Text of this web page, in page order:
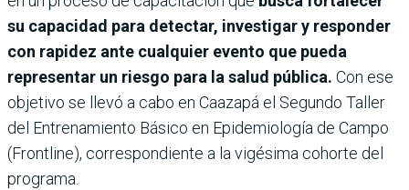
su capacidad para detectar, investigar y responder
con rapidez ante cualquier evento que pueda
representar un riesgo para la salud pública. Con ese
objetivo se llevó a cabo en Caazapá el Segundo Taller
del Entrenamiento Básico en Epidemiología de Campo
(Frontline), correspondiente a la vigésima cohorte del
programa.